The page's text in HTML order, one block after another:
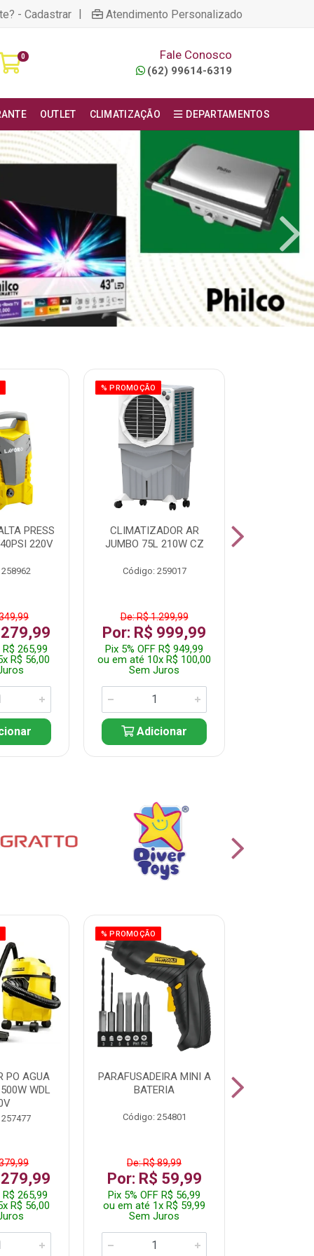
- Cadastrar | Atendimento Personalizado
0 Fale Conosco
(62) 99614-6319
OUTLET CLIMATIZAÇÃO DEPARTAMENTOS
PRESS
220V
R$ 265,99
R$ 56,00
% PROMOÇÃO
CLIMATIZADOR AR
JUMBO 75L 210W CZ
Código: 259017
De: R$ 1.299,99
Por: R$ 999,99
Pix 5% OFF R$ 949,99
ou em até 10x R$ 100,00
Sem Juros
Adicionar
PO AGUA
WDL
R$ 265,99
R$ 56,00
% PROMOÇÃO
PARAFUSADEIRA MINI A
BATERIA
Código: 254801
De: R$ 89,99
Por: R$ 59,99
Pix 5% OFF R$ 56,99
ou em até 1x R$ 59,99
Sem Juros